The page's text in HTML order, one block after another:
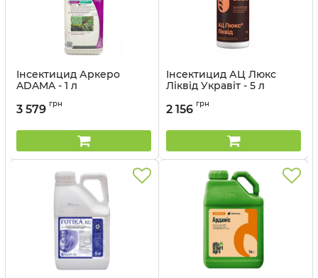
Інсектицид Аркеро
ADAMA - 1 л
3 579 грн
Інсектицид АЦ Люкс
Ліквід Укравіт - 5 л
2 156 грн